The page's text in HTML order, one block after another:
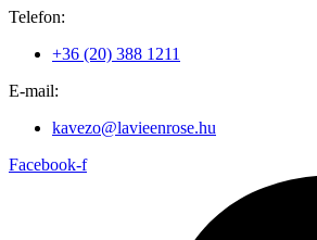
Telefon:
+36 (20) 388 1211
E-mail:
kavezo@lavieenrose.hu
Facebook-f